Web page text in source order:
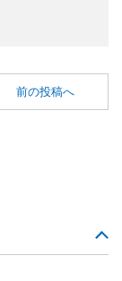
前の投稿へ